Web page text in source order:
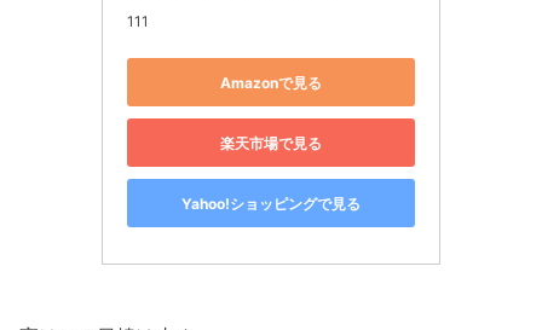
111
Amazonで見る
楽天市場で見る
Yahoo!ショッピングで見る